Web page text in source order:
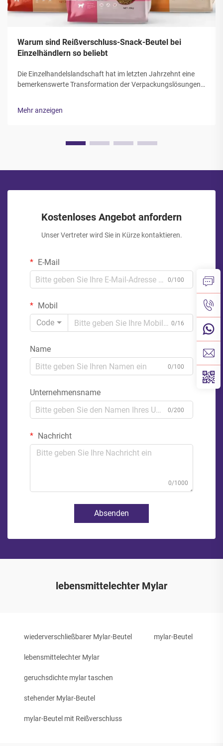
Warum sind Reißverschluss-Snack-Beutel bei
Einzelhändlern so beliebt
Die Einzelhandelslandschaft hat im letzten Jahrzehnt eine
bemerkenswerte Transformation der Verpackungslösungen
verschiedenen Branchen geworden sind. Diese vielseitigen
Mehr anzeigen
Kostenloses Angebot anfordern
Unser Vertreter wird Sie in Kürze kontaktieren.
E-Mail
0/100
Mobil
Code
0/16
Name
0/100
Unternehmensname
0/200
Nachricht
0/1000
Absenden
lebensmittelechter Mylar
wiederverschließbarer Mylar-Beutel mylar-Beutel
lebensmittelechter Mylar
geruchsdichte mylar taschen
stehender Mylar-Beutel
mylar-Beutel mit Reißverschluss